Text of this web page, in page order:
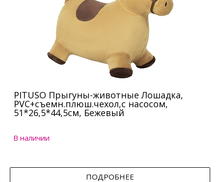
PITUSO Прыгуны-животные Лошадка,
PVC+съемн.плюш.чехол,с насосом,
51*26,5*44,5см, Бежевый
В наличии
ПОДРОБНЕЕ